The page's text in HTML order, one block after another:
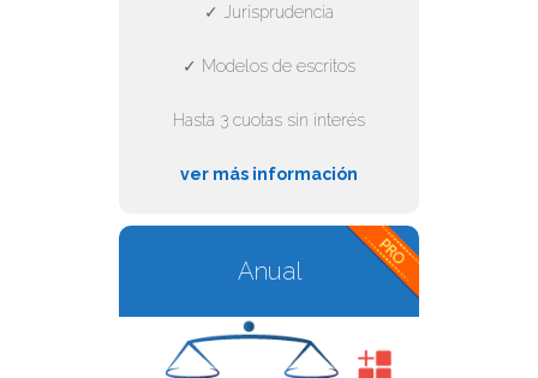
✓ Jurisprudencia
✓ Modelos de escritos
Hasta 3 cuotas sin interés
ver más información
Anual